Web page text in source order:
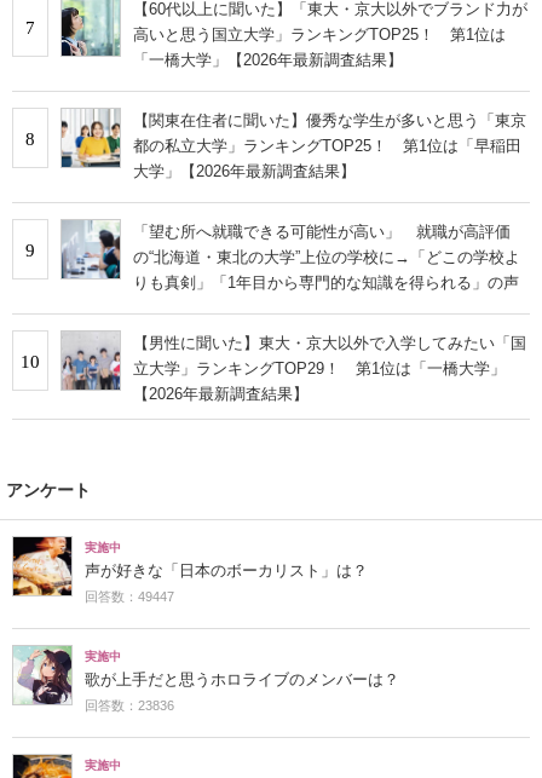
7
【60代以上に聞いた】「東大・京大以外でブランド力が
高いと思う国立大学」ランキングTOP25！ 第1位は
「一橋大学」【2026年最新調査結果】
8
【関東在住者に聞いた】優秀な学生が多いと思う「東京
都の私立大学」ランキングTOP25！ 第1位は「早稲田
大学」【2026年最新調査結果】
9
「望む所へ就職できる可能性が高い」 就職が高評価
の“北海道・東北の大学”上位の学校に→「どこの学校よ
りも真剣」「1年目から専門的な知識を得られる」の声
10
【男性に聞いた】東大・京大以外で入学してみたい「国
立大学」ランキングTOP29！ 第1位は「一橋大学」
【2026年最新調査結果】
アンケート
実施中
声が好きな「日本のボーカリスト」は？
回答数：49447
実施中
歌が上手だと思うホロライブのメンバーは？
回答数：23836
実施中